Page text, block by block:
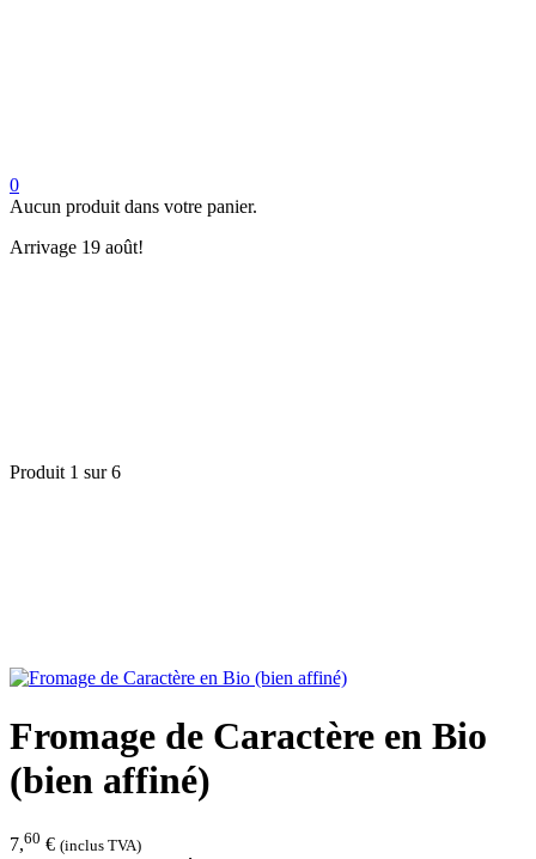
0
Aucun produit dans votre panier.
Arrivage 19 août!
Produit 1 sur 6
Fromage de Caractère en Bio
(bien affiné)
7,60 € (inclus TVA)